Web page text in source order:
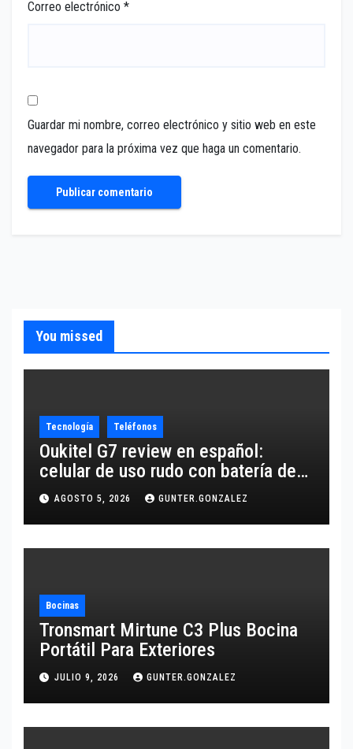
Correo electrónico *
Guardar mi nombre, correo electrónico y sitio web en este
navegador para la próxima vez que haga un comentario.
You missed
Tecnología Teléfonos
Oukitel G7 review en español:
celular de uso rudo con batería de
10,600 mAh
AGOSTO 5, 2026 GUNTER.GONZALEZ
Bocinas
Tronsmart Mirtune C3 Plus Bocina
Portátil Para Exteriores
JULIO 9, 2026 GUNTER.GONZALEZ